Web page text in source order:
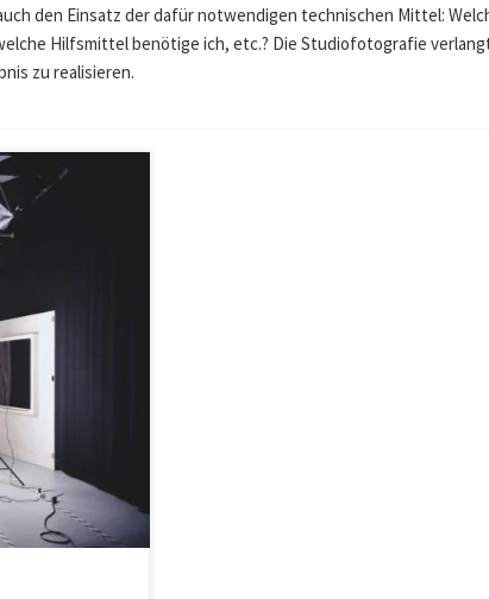
den Einsatz der dafür notwendigen technischen Mittel:
Hilfsmittel benötige ich, etc.? Die Studiofotografie
zu realisieren.